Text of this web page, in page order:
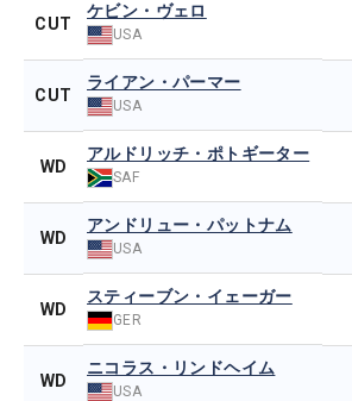
CUT
ケビン・ヴェロ
USA
CUT
ライアン・パーマー
USA
WD
アルドリッチ・ポトギーター
SAF
WD
アンドリュー・パットナム
USA
WD
スティーブン・イェーガー
GER
WD
ニコラス・リンドヘイム
USA